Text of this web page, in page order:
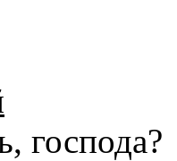
господа?